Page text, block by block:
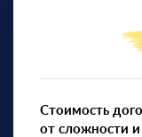
Стоимость
от сложности